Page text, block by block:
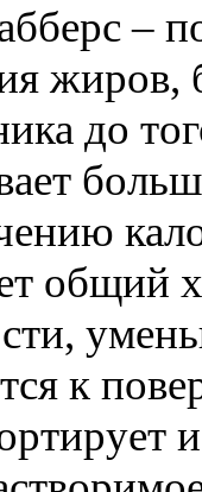
–
жиров,
до
общий
к